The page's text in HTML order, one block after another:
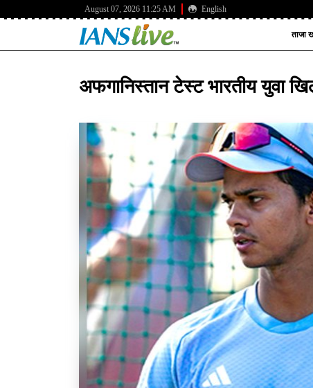
August 07, 2026 11:25 AM English
ताजा
अफगानिस्तान टेस्ट भारतीय युवा